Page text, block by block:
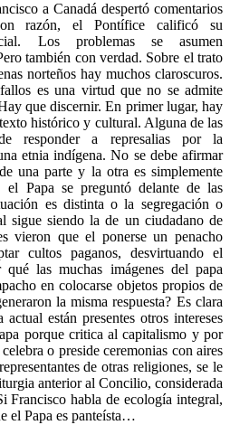
a Canadá despertó comentarios
razón, el Pontífice calificó su
Los problemas se asumen
también con verdad. Sobre el trato
norteños hay muchos claroscuros.
es una virtud que no se admite
que discernir. En primer lugar, hay
histórico y cultural. Alguna de las
responder a represalias por la
etnia indígena. No se debe afirmar
una parte y la otra es simplemente
el Papa se preguntó delante de las
es distinta o la segregación o
sigue siendo la de un ciudadano de
vieron que el ponerse un penacho
cultos paganos, desvirtuando el
las muchas imágenes del papa
en colocarse objetos propios de
la misma respuesta? Es clara
están presentes otros intereses
porque critica al capitalismo y por
o preside ceremonias con aires
de otras religiones, se le
anterior al Concilio, considerada
Francisco habla de ecología integral,
el Papa es panteísta…